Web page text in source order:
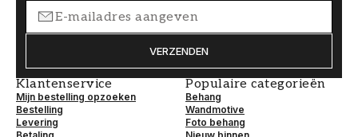
VERZENDEN
Klantenservice
Mijn bestelling opzoeken
Bestelling
Levering
Populaire categorieën
Behang
Wandmotive
Foto behang